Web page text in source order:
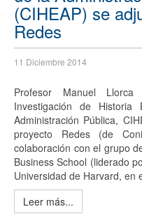
(CIHEAP) se
Redes
11 Diciembre 2014
Profesor Manuel
Investigación de
Administración Pública,
proyecto Redes (de
colaboración con el grupo
Business School (liderado
Universidad de Harvard, en
Leer más...